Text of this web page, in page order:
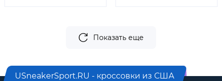
Показать еще
USneakerSport.RU - кроссовки из США